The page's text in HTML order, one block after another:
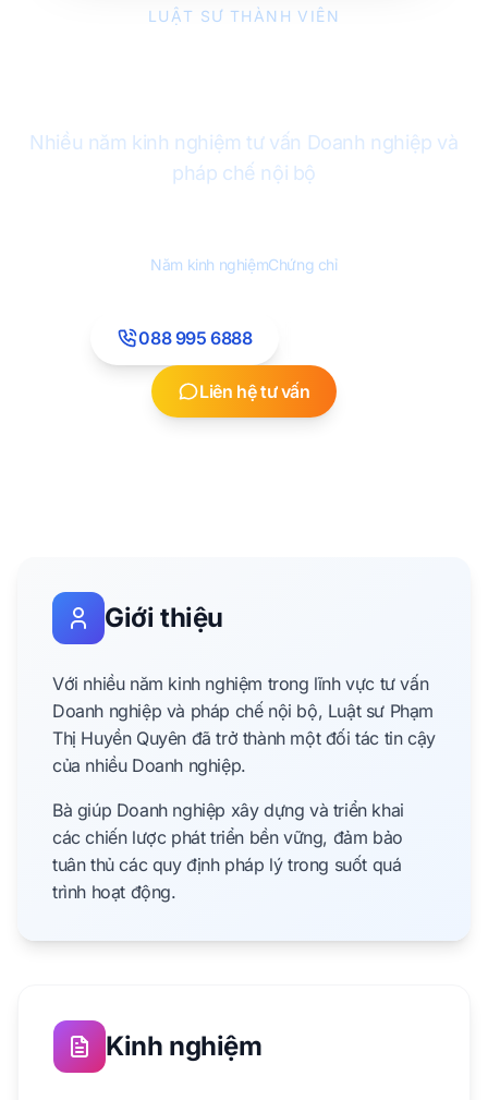
LUẬT SƯ THÀNH VIÊN
Nhiều năm kinh nghiệm tư vấn Doanh nghiệp và
pháp chế nội bộ
Năm kinh nghiệmChứng chỉ
088 995 6888
Liên hệ tư vấn
Giới thiệu
Với nhiều năm kinh nghiệm trong lĩnh vực tư vấn
Doanh nghiệp và pháp chế nội bộ, Luật sư Phạm
Thị Huyền Quyên đã trở thành một đối tác tin cậy
của nhiều Doanh nghiệp.
Bà giúp Doanh nghiệp xây dựng và triển khai
các chiến lược phát triển bền vững, đảm bảo
tuân thủ các quy định pháp lý trong suốt quá
trình hoạt động.
Kinh nghiệm